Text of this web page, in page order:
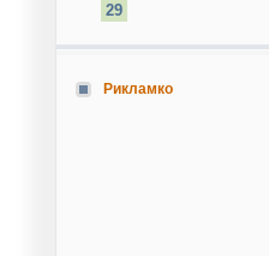
29
Рикламко